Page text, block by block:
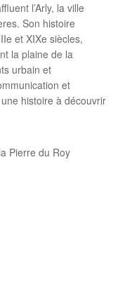
l’Arly, la ville
Son histoire
et XIXe siècles,
la plaine de la
urbain et
et
histoire à découvrir
Pierre du Roy